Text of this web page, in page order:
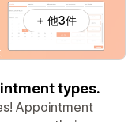
+ 他3件
types.
Appointment